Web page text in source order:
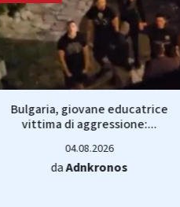
Bulgaria, giovane educatrice
vittima di aggressione:...
04.08.2026
daAdnkronos